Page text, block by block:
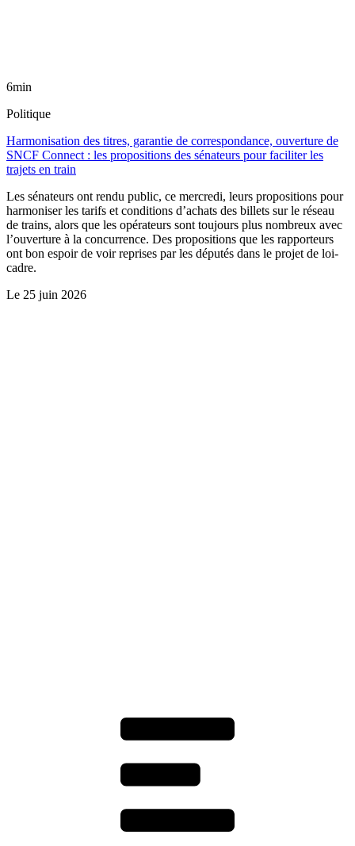
6min
Politique
Harmonisation des titres, garantie de correspondance, ouverture de
SNCF Connect : les propositions des sénateurs pour faciliter les
trajets en train
Les sénateurs ont rendu public, ce mercredi, leurs propositions pour
harmoniser les tarifs et conditions d’achats des billets sur le réseau
de trains, alors que les opérateurs sont toujours plus nombreux avec
l’ouverture à la concurrence. Des propositions que les rapporteurs
ont bon espoir de voir reprises par les députés dans le projet de loi-
cadre.
Le 25 juin 2026